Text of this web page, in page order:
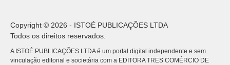
Copyright © 2026 - ISTOÉ PUBLICAÇÕES LTDA
Todos os direitos reservados.
A ISTOÉ PUBLICAÇÕES LTDA é um portal digital independente e sem
vinculação editorial e societária com a EDITORA TRES COMÉRCIO DE